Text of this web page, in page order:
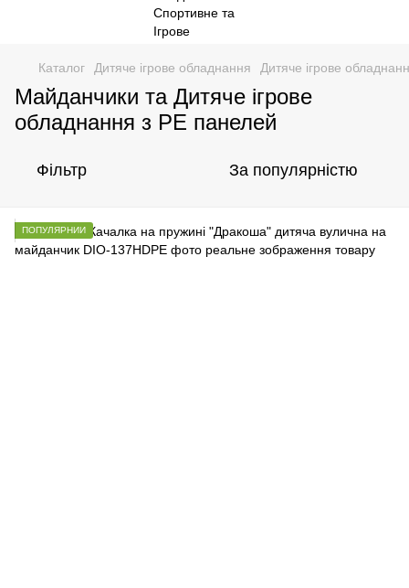
Каталог Дитяче ігрове обладнання Дитяче ігрове
Майданчики та Дитяче ігрове
обладнання з РЕ панелей
Фільтр За популярністю
ПОПУЛЯРНИЙ